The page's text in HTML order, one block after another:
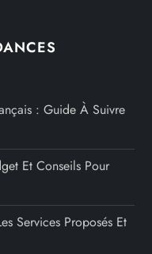
: Guide À Suivre
Et Conseils Pour
Services Proposés Et